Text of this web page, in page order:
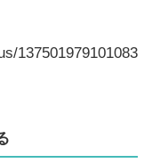
137501979101083